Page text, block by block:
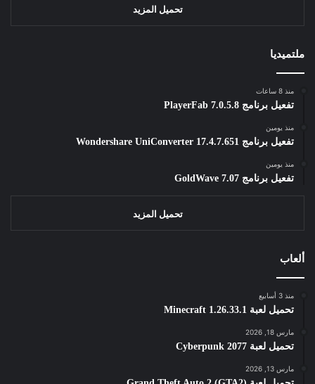
تحميل المزيد
ملتميديا
منذ 8 ساعات
تفعيل برنامج PlayerFab 7.0.5.8
منذ يومين
تفعيل برنامج Wondershare UniConverter 17.4.7.651
منذ يومين
تفعيل برنامج GoldWave 7.07
تحميل المزيد
ألعاب
منذ 3 أسابيع
تحميل لعبة Minecraft 1.26.33.1
مارس 18, 2026
تحميل لعبة Cyberpunk 2077
مارس 13, 2026